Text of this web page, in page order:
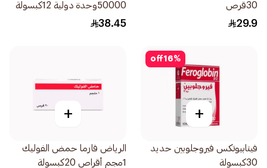
30قرص
29.9
50000وحدة دولية 12كبسولة
38.45
16%
off
+
فيتابيوتكس فيروجلوبين حديد
30كبسولة
+
الرياض فارما حمض الفوليك
1مجم أقراص 20كبسولة